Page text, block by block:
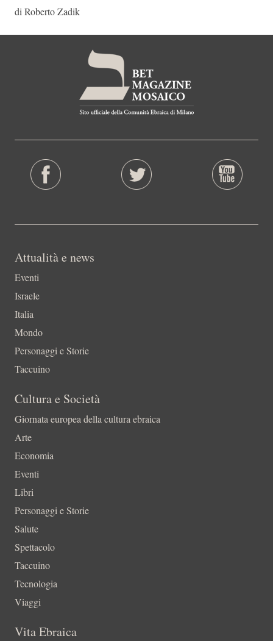
di Roberto Zadik
Attualità e news
Eventi
Israele
Italia
Mondo
Personaggi e Storie
Taccuino
Cultura e Società
Giornata europea della cultura ebraica
Arte
Economia
Eventi
Libri
Personaggi e Storie
Salute
Spettacolo
Taccuino
Tecnologia
Viaggi
Vita Ebraica